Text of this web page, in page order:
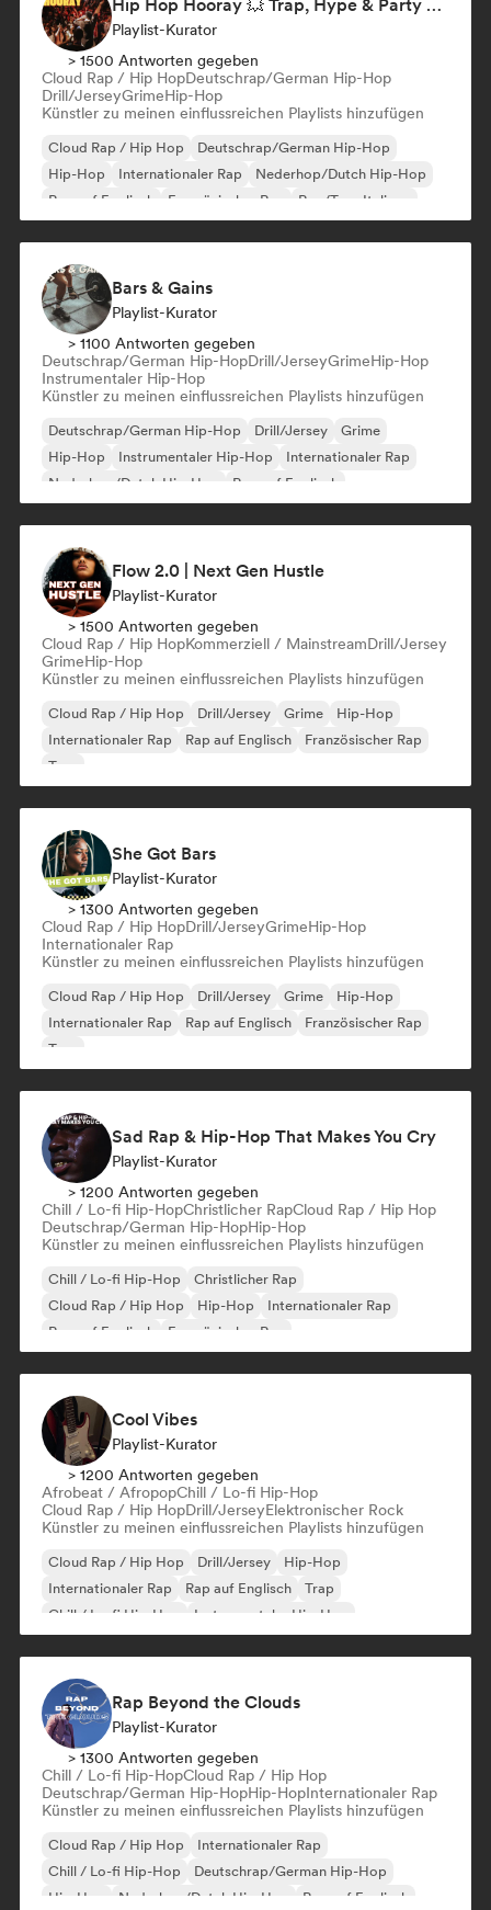
Hip Hop Hooray 💥 Trap, Hype & Party Rap Bangers
Playlist-Kurator
> 1500 Antworten gegeben
Cloud Rap / Hip HopDeutschrap/German Hip-Hop
Drill/JerseyGrimeHip-Hop
Künstler zu meinen einflussreichen Playlists hinzufügen
Cloud Rap / Hip Hop
Deutschrap/German Hip-Hop
Hip-Hop
Internationaler Rap
Nederhop/Dutch Hip-Hop
Rap auf Englisch
Französischer Rap Rap/Trap Italiano
Bars & Gains
Playlist-Kurator
> 1100 Antworten gegeben
Deutschrap/German Hip-HopDrill/JerseyGrimeHip-Hop
Instrumentaler Hip-Hop
Künstler zu meinen einflussreichen Playlists hinzufügen
Deutschrap/German Hip-Hop Drill/Jersey
Grime
Hip-Hop
Instrumentaler Hip-Hop
Internationaler Rap
Nederhop/Dutch Hip-Hop
Rap auf Englisch
Flow 2.0 | Next Gen Hustle
Playlist-Kurator
> 1500 Antworten gegeben
Cloud Rap / Hip HopKommerziell / MainstreamDrill/Jersey
GrimeHip-Hop
Künstler zu meinen einflussreichen Playlists hinzufügen
Cloud Rap / Hip Hop Drill/Jersey Grime
Hip-Hop
Internationaler Rap
Rap auf Englisch
Französischer Rap
Trap
She Got Bars
Playlist-Kurator
> 1300 Antworten gegeben
Cloud Rap / Hip HopDrill/JerseyGrimeHip-Hop
Internationaler Rap
Künstler zu meinen einflussreichen Playlists hinzufügen
Cloud Rap / Hip Hop Drill/Jersey Grime
Hip-Hop
Internationaler Rap
Rap auf Englisch
Französischer Rap
Trap
Sad Rap & Hip-Hop That Makes You Cry
Playlist-Kurator
> 1200 Antworten gegeben
Chill / Lo-fi Hip-HopChristlicher RapCloud Rap / Hip Hop
Deutschrap/German Hip-HopHip-Hop
Künstler zu meinen einflussreichen Playlists hinzufügen
Chill / Lo-fi Hip-Hop
Christlicher Rap
Cloud Rap / Hip Hop
Hip-Hop
Internationaler Rap
Rap auf Englisch
Französischer Rap
Cool Vibes
Playlist-Kurator
> 1200 Antworten gegeben
Afrobeat / AfropopChill / Lo-fi Hip-Hop
Cloud Rap / Hip HopDrill/JerseyElektronischer Rock
Künstler zu meinen einflussreichen Playlists hinzufügen
Cloud Rap / Hip Hop Drill/Jersey
Hip-Hop
Internationaler Rap
Rap auf Englisch
Trap
Chill / Lo-fi Hip-Hop
Instrumentaler Hip-Hop
Rap Beyond the Clouds
Playlist-Kurator
> 1300 Antworten gegeben
Chill / Lo-fi Hip-HopCloud Rap / Hip Hop
Deutschrap/German Hip-HopHip-HopInternationaler Rap
Künstler zu meinen einflussreichen Playlists hinzufügen
Cloud Rap / Hip Hop
Internationaler Rap
Chill / Lo-fi Hip-Hop
Deutschrap/German Hip-Hop
Hip-Hop
Nederhop/Dutch Hip-Hop Rap auf Englisch